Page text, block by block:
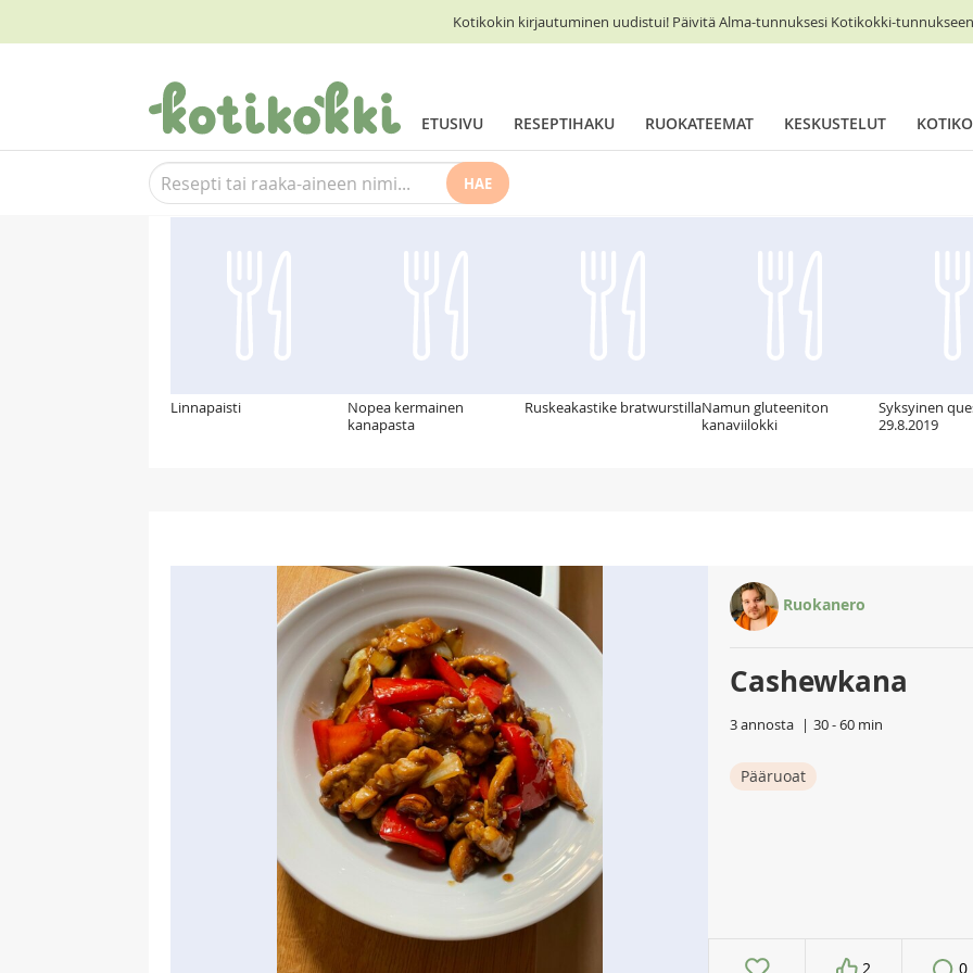
Kotikokin kirjautuminen uudistui! Päivitä Alma-tunnuksesi Kotikokki-
ETUSIVU RESEPTIHAKU RUOKATEEMAT KESKUSTELUT
HAE
Suosittelemme myös
Linnapaisti
Nopea kermainen
kanapasta
Ruskeakastike bratwurstillaNamun gluteeniton
kanaviilokki
Syksyinen
29.8.2019
Ruokanero
Cashewkana
3 annosta 30 - 60 min
Pääruoat
2 0